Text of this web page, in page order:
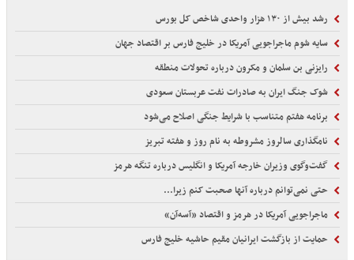
رشد بیش از ۱۳۰ هزار واحدی شاخص کل بورس
سایه شوم ماجراجویی آمریکا در خلیج فارس بر اقتصاد جهان
رایزنی بن سلمان و مکرون درباره تحولات منطقه
شوک جنگ ایران به صادرات نفت عربستان سعودی
برنامه هفتم متناسب با شرایط جنگی اصلاح می‌شود
نامگذاری سالروز مشروطه به نام روز و هفته تبریز
گفت‌وگوی وزیران خارجه آمریکا و انگلیس درباره تنگه هرمز
حتی نمی‌توانم درباره آنها صحبت کنم زیرا...
ماجراجویی آمریکا در هرمز و اقتصاد «آسه‌آن»
حمایت از بازگشت ایرانیان مقیم حاشیه خلیج فارس